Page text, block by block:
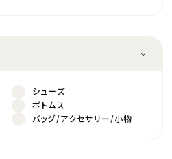
シューズ
ボトムス
バッグ/アクセサリー/小物